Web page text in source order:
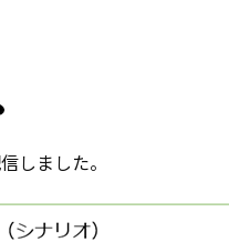
しました。